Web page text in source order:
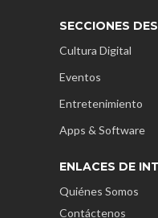
SECCIONES
Cultura Digital
Eventos
Entretenimiento
Apps & Software
ENLACES DE
Quiénes Somos
Contáctenos